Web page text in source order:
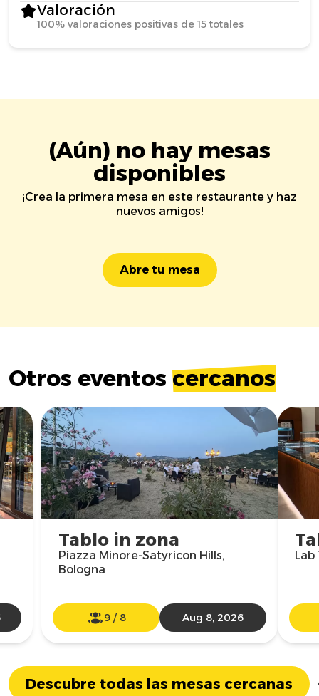
Valoración
100% valoraciones positivas de 15 totales
(Aún) no hay mesas
disponibles
¡Crea la primera mesa en este restaurante y haz
nuevos amigos!
Abre tu mesa
Otros eventos cercanos
Tablo in zona
Piazza Minore-Satyricon Hills,
Bologna
9/ 8 Aug 8, 2026
Lab
Descubre todas las mesas cercanas